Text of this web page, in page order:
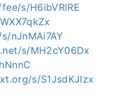
s/H6ibVRlRE
nJnMAi7AY
s/MH2cY06Dx
s/S1JsdKJlzx